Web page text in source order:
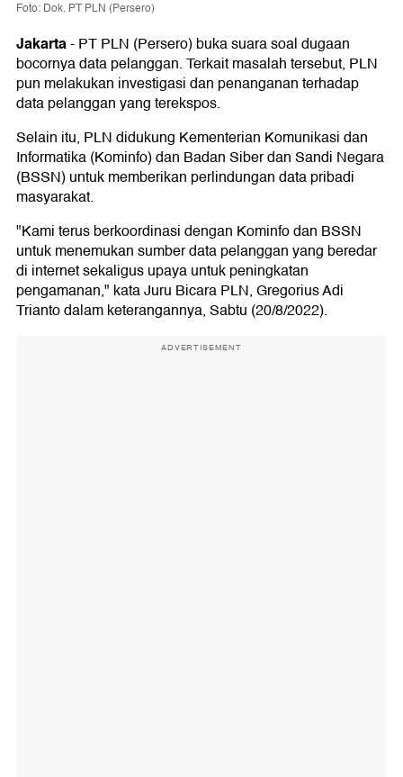
Foto: Dok. PT PLN (Persero)
Jakarta-PT PLN (Persero) buka suara soal dugaan
bocornya data pelanggan. Terkait masalah tersebut, PLN
pun melakukan investigasi dan penanganan terhadap
data pelanggan yang terekspos.
Selain itu, PLN didukung Kementerian Komunikasi dan
Informatika (Kominfo) dan Badan Siber dan Sandi Negara
(BSSN) untuk memberikan perlindungan data pribadi
masyarakat.
"Kami terus berkoordinasi dengan Kominfo dan BSSN
untuk menemukan sumber data pelanggan yang beredar
di internet sekaligus upaya untuk peningkatan
pengamanan," kata Juru Bicara PLN, Gregorius Adi
Trianto dalam keterangannya, Sabtu (20/8/2022).
ADVERTISEMENT